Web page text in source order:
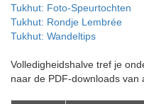
Tukhut: Foto-Speurtochten
Tukhut: Rondje Lembrée
Tukhut: Wandeltips
Volledigheidshalve tref je
naar de PDF-downloads van